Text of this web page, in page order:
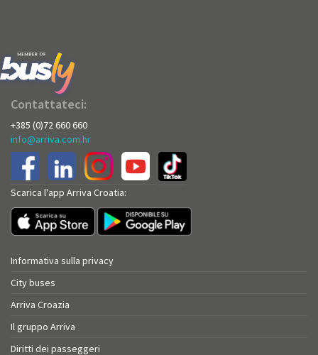
Contattateci:
+385 (0)72 660 660
info@arriva.com.hr
Scarica l'app Arriva Croatia:
Informativa sulla privacy
City buses
Arriva Croazia
Il gruppo Arriva
Diritti dei passeggeri